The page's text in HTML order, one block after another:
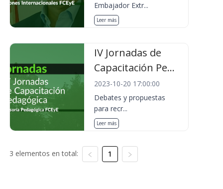
Embajador Extr...
Leer más
IV Jornadas de
Capacitación Pe...
2023-10-20 17:00:00
Debates y propuestas
para recr...
Leer más
3 elementos en total: 1